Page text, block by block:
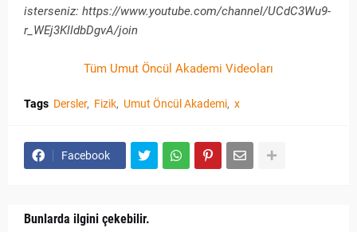
isterseniz: https://www.youtube.com/channel/UCdC3Wu9-
r_WEj3KlldbDgvA/join
Tüm Umut Öncül Akademi Videoları
Tags Dersler Fizik Umut Öncül Akademi x
Facebook
Bunlarda ilgini çekebilir.